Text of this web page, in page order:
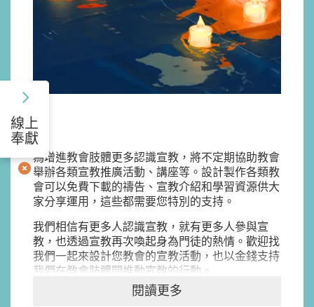
為增進教會肢體更多認識宣教，將不定期協助教會
舉辦各類宣教推廣活動、講座等。設計製作各類教
會可以免費下載的禱告、宣教介紹和學習資源供大
家分享運用，這些都需要您特別的支持。
我們相信有更多人認識宣教，就有更多人參與宣
教，也透過宣教再次喚起身為門徒的熱情。歡迎找
我們一起來設計您教會的宣教活動，也以金錢支持
我們在教會肢體間推動宣教的行動。
閱讀更多
線上
奉獻